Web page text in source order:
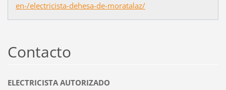
en-/electricista-dehesa-de-moratalaz/
Contacto
ELECTRICISTA AUTORIZADO